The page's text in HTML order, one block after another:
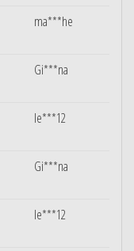
ma***he
Gi***na
le***12
Gi***na
le***12